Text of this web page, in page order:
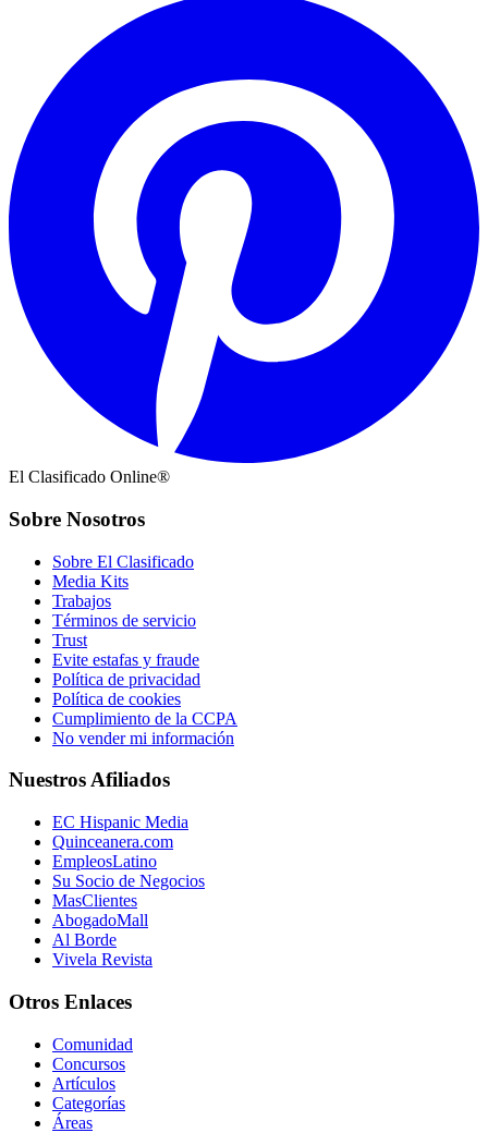
El Clasificado Online®
Sobre Nosotros
Sobre El Clasificado
Media Kits
Trabajos
Términos de servicio
Trust
Evite estafas y fraude
Política de privacidad
Política de cookies
Cumplimiento de la CCPA
No vender mi información
Nuestros Afiliados
EC Hispanic Media
Quinceanera.com
EmpleosLatino
Su Socio de Negocios
MasClientes
AbogadoMall
Al Borde
Vivela Revista
Otros Enlaces
Comunidad
Concursos
Artículos
Categorías
Áreas